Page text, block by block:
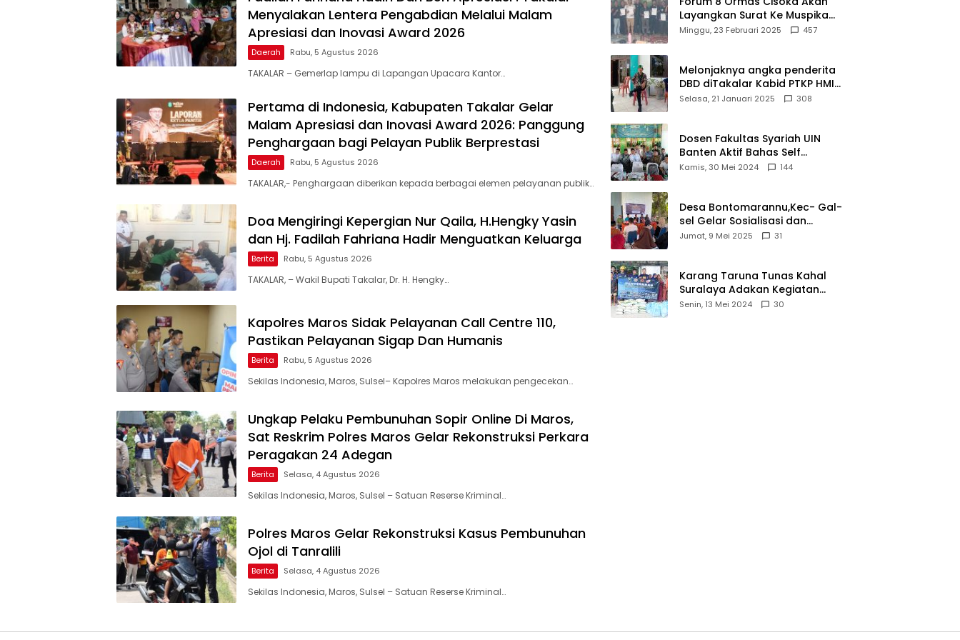
Menyalakan Lentera Pengabdian Melalui Malam
Apresiasi dan Inovasi Award 2026
Daerah Rabu, 5 Agustus 2026
TAKALAR – Gemerlap lampu di Lapangan Upacara Kantor…
Pertama di Indonesia, Kabupaten Takalar Gelar
Malam Apresiasi dan Inovasi Award 2026: Panggung
Penghargaan bagi Pelayan Publik Berprestasi
Daerah Rabu, 5 Agustus 2026
TAKALAR,- Penghargaan diberikan kepada berbagai elemen pelayanan publik…
Doa Mengiringi Kepergian Nur Qaila, H.Hengky Yasin
dan Hj. Fadilah Fahriana Hadir Menguatkan Keluarga
Berita Rabu, 5 Agustus 2026
TAKALAR, – Wakil Bupati Takalar, Dr. H. Hengky…
Kapolres Maros Sidak Pelayanan Call Centre 110,
Pastikan Pelayanan Sigap Dan Humanis
Berita Rabu, 5 Agustus 2026
Sekilas Indonesia, Maros, Sulsel– Kapolres Maros melakukan pengecekan…
Ungkap Pelaku Pembunuhan Sopir Online Di Maros,
Sat Reskrim Polres Maros Gelar Rekonstruksi Perkara
Peragakan 24 Adegan
Berita Selasa, 4 Agustus 2026
Sekilas Indonesia, Maros, Sulsel – Satuan Reserse Kriminal…
Polres Maros Gelar Rekonstruksi Kasus Pembunuhan
Ojol di Tanralili
Berita Selasa, 4 Agustus 2026
Sekilas Indonesia, Maros, Sulsel – Satuan Reserse Kriminal…
Layangkan Surat Ke Muspika
Atas Adanya Kantor Matel di
Minggu, 23 Februari 2025 457
Melonjaknya angka penderita
DBD diTakalar Kabid PTKP HMI
Cab.Takalar angkat bicara
Selasa, 21 Januari 2025 308
Dosen Fakultas Syariah UIN
Banten Aktif Bahas Self
Declare Halal dalam Forum
Kamis, 30 Mei 2024 144
Desa Bontomarannu,Kec- Gal-
sel Gelar Sosialisasi dan
Bimtek Pemutakhiran Data ID
Jumat, 9 Mei 2025 31
Karang Taruna Tunas Kahal
Suralaya Adakan Kegiatan
Bansos Terhadap Kaum
Senin, 13 Mei 2024 30